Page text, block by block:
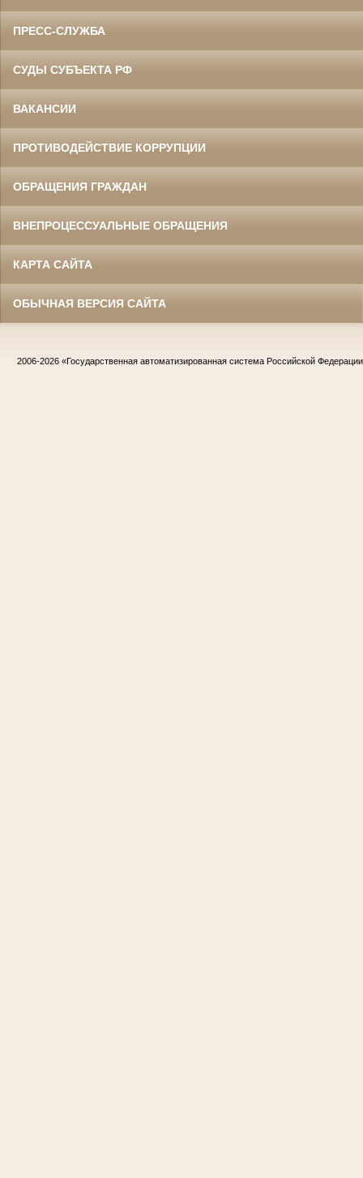
ПРЕСС-СЛУЖБА
СУДЫ СУБЪЕКТА РФ
ВАКАНСИИ
ПРОТИВОДЕЙСТВИЕ КОРРУПЦИИ
ОБРАЩЕНИЯ ГРАЖДАН
ВНЕПРОЦЕССУАЛЬНЫЕ ОБРАЩЕНИЯ
КАРТА САЙТА
ОБЫЧНАЯ ВЕРСИЯ САЙТА
2006-2026 «Государственная автоматизированная система Российской